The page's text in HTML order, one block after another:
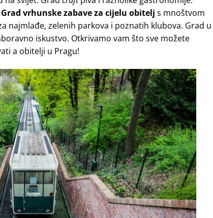
Grad vrhunske zabave za cijelu obitelj s mnoštvom
najmlađe, zelenih parkova i poznatih klubova. Grad u
iskustvo. Otkrivamo vam što sve možete
a obitelji u Pragu!